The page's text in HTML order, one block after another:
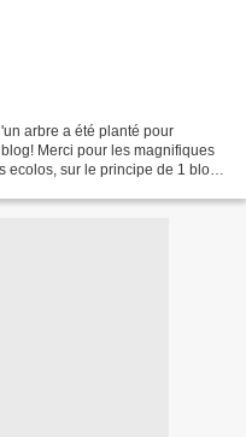
arbre a été planté pour
Merci pour les magnifiques
sur le principe de 1 blog